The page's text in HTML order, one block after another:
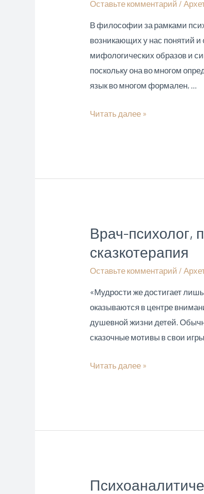
Оставьте комментарий /
В философии за рамками
возникающих у нас понятий
мифологических образов и
поскольку она во многом
язык во многом формален, …
Психотерапевт,
МЫШЛЕНИЯ
Читать далее »
Врач-психолог,
сказкотерапия
Оставьте комментарий /
«Мудрости же достигает лишь
оказываются в центре
душевной жизни детей.
сказочные мотивы в свои
Врач-
и
Читать далее »